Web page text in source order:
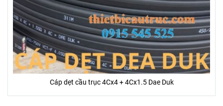
Cáp dẹt cầu trục 4Cx4 + 4Cx1.5 Dae Duk